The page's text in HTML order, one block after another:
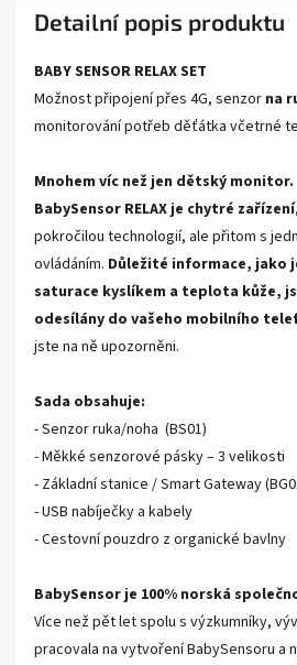
Detailní popis produktu
BABY SENSOR RELAX SET
Možnost připojení přes 4G, senzor na
monitorování potřeb děťátka včetrné
Mnohem víc než jen dětský monitor.
BabySensor RELAX je chytré zařízení
pokročilou technologií, ale přitom s
ovládáním. Důležité informace, jako
saturace kyslíkem a teplota kůže,
odesílány do vašeho mobilního
jste na ně upozorněni.
Sada obsahuje:
- Senzor ruka/noha (BS01)
- Měkké senzorové pásky – 3 velikosti
- Základní stanice / Smart Gateway
- USB nabíječky a kabely
- Cestovní pouzdro z organické bavlny
BabySensor je 100% norská
Více než pět let spolu s výzkumníky,
pracovala na vytvoření BabySensoru a